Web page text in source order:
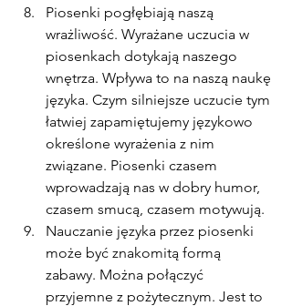
Piosenki pogłębiają naszą
wrażliwość. Wyrażane uczucia w
piosenkach dotykają naszego
wnętrza. Wpływa to na naszą naukę
języka. Czym silniejsze uczucie tym
łatwiej zapamiętujemy językowo
określone wyrażenia z nim
związane. Piosenki czasem
wprowadzają nas w dobry humor,
czasem smucą, czasem motywują.
Nauczanie języka przez piosenki
może być znakomitą formą
zabawy. Można połączyć
przyjemne z pożytecznym. Jest to